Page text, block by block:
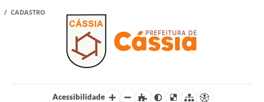
/ CADASTRO
Acessibilidade